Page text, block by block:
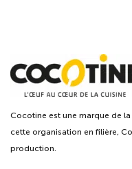
Cocotine est une marque de
cette organisation en filière,
production.